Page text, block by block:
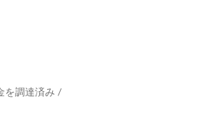
を調達済み /